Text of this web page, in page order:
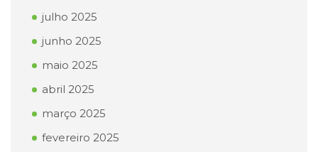
julho 2025
junho 2025
maio 2025
abril 2025
março 2025
fevereiro 2025